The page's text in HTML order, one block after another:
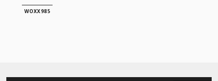
WOXX985